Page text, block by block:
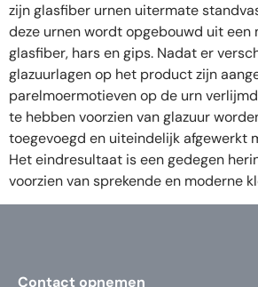
zijn glasfiber urnen uitermate
deze urnen wordt opgebouwd uit een
glasfiber, hars en gips. Nadat er
glazuurlagen op het product zijn
parelmoermotieven op de urn
te hebben voorzien van glazuur
toegevoegd en uiteindelijk afgewerkt
Het eindresultaat is een gedegen
voorzien van sprekende en moderne
Contact opnemen